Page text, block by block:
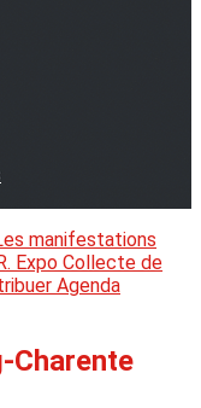
manifestations
Expo Collecte de
Agenda
Charente